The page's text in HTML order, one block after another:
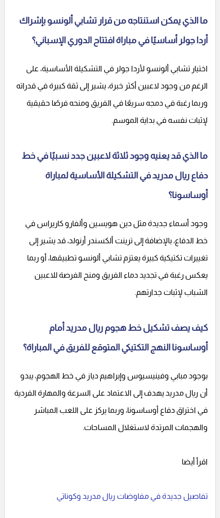
ما الذي يمكن استنتاجه من قرار تشابي ألونسو بإشراك
أردا جولر أساسيًا في مباراة افتتاح الدوري الإسباني؟
اختيار تشابي ألونسو لأردا جولر في التشكيلة الأساسية، على
الرغم من وجود لاعبين أكثر خبرة، يشير إلى ثقة كبيرة في قدراته
وربما رغبة في دمجه سريعًا في الفريق ومنحه فرصًا حقيقية
لإثبات نفسه في بداية الموسم.
ما الذي قد يعنيه وجود ثلاثة لاعبين جدد نسبيًا في خط
دفاع ريال مدريد في التشكيلة الأساسية لمباراة
أوساسونا؟
وجود أسماء جديدة مثل دين هويسين وألفارو كاريراس في
خط الدفاع، بالإضافة إلى ترينت ألكسندر أرنولد، قد يشير إلى
تغييرات تكتيكية كبيرة يعتزم تشابي ألونسو تطبيقها، أو ربما
يعكس رغبة في تجديد دماء الفريق ومنح الفرصة للاعبين
الشباب لإثبات جدارتهم.
كيف يصف تشكيل خط هجوم ريال مدريد أمام
أوساسونا النهج التكتيكي المتوقع للفريق في المباراة؟
بوجود مبابي وفينيسيوس وإبراهيم دياز في خط الهجوم، يبدو
أن ريال مدريد يهدف إلى الاعتماد على السرعة والمهارة الفردية
في اختراق دفاع أوساسونا، وربما يركز على اللعب المباشر
والهجمات المرتدة لاستغلال المساحات.
اقرأ أيضا
تفاصيل جديدة في مفاوضات ريال مدريد وكوناتي